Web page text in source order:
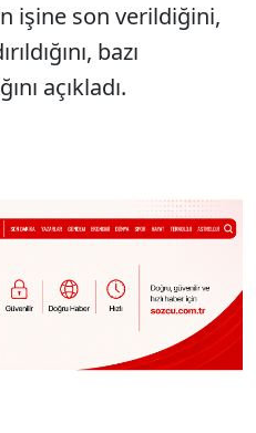
işine son verildiğini,
bazı
açıkladı.